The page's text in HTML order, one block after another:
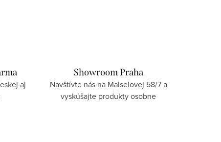
aj
Showroom Praha
Navštívte nás na Maiselovej 58/7 a
vyskúšajte produkty osobne